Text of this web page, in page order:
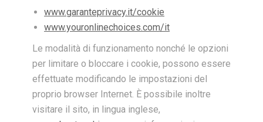
www.garanteprivacy.it/cookie
www.youronlinechoices.com/it
Le modalità di funzionamento nonché le opzioni
per limitare o bloccare i cookie, possono essere
effettuate modificando le impostazioni del
proprio browser Internet. È possibile inoltre
visitare il sito, in lingua inglese,